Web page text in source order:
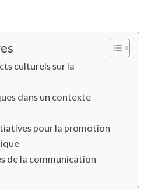
culturels sur la
dans un contexte
pour la promotion
de la communication